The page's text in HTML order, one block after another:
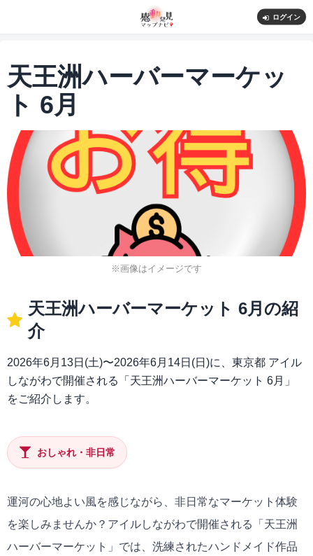
ログイン
天王洲ハーバーマーケッ
ト 6月
※画像はイメージです
天王洲ハーバーマーケット 6月の紹
介
2026年6月13日(土)〜2026年6月14日(日)に、東京都 アイル
しながわで開催される「天王洲ハーバーマーケット 6月」
をご紹介します。
おしゃれ・非日常
運河の心地よい風を感じながら、非日常なマーケット体験
を楽しみませんか？アイルしながわで開催される「天王洲
ハーバーマーケット」では、洗練されたハンドメイド作品